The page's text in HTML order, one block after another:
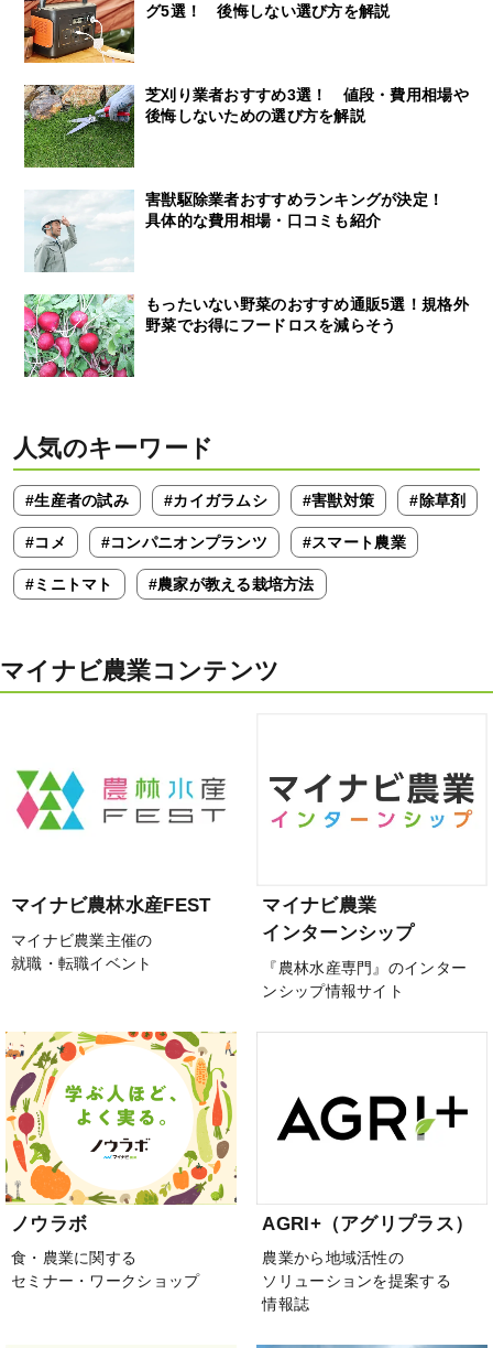
グ5選！ 後悔しない選び方を解説
芝刈り業者おすすめ3選！ 値段・費用相場や
後悔しないための選び方を解説
害獣駆除業者おすすめランキングが決定！
具体的な費用相場・口コミも紹介
もったいない野菜のおすすめ通販5選！規格外
野菜でお得にフードロスを減らそう
人気のキーワード
#生産者の試み #カイガラムシ #害獣対策 #除草剤
#コメ #コンパニオンプランツ #スマート農業
#ミニトマト #農家が教える栽培方法
マイナビ農業コンテンツ
マイナビ農林水産FEST
マイナビ農業主催の
就職・転職イベント
マイナビ農業
インターンシップ
『農林水産専門』のインター
ンシップ情報サイト
ノウラボ
食・農業に関する
セミナー・ワークショップ
AGRI+（アグリプラス）
農業から地域活性の
ソリューションを提案する
情報誌